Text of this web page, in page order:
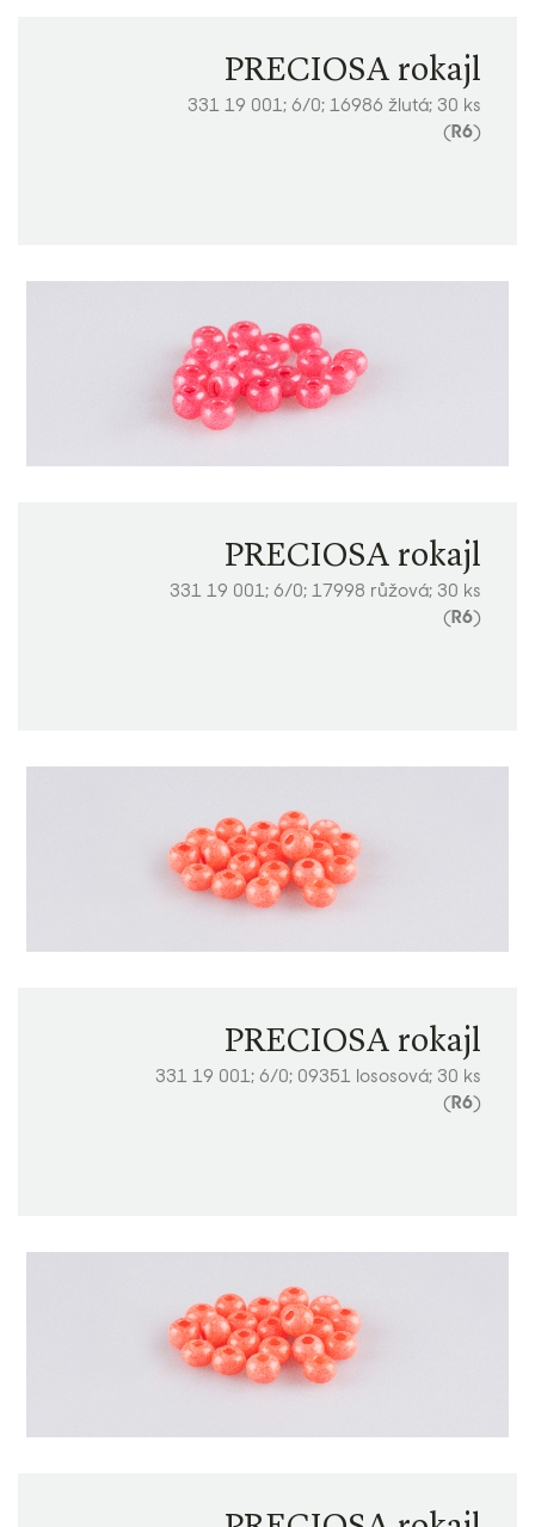
PRECIOSA rokajl
331 19 001; 6/0; 16986 žlutá; 30 ks
(R6)
PRECIOSA rokajl
331 19 001; 6/0; 17998 růžová; 30 ks
(R6)
PRECIOSA rokajl
331 19 001; 6/0; 09351 lososová; 30 ks
(R6)